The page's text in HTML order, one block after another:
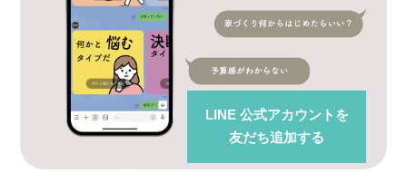
LINE 公式アカウント を
友だち追加する